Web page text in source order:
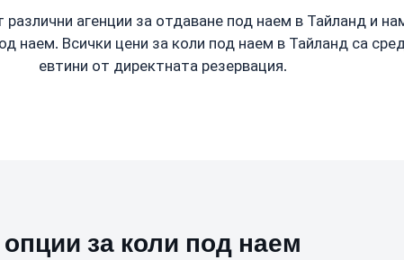
агенции за отдаване под наем в Тайланд и
наем. Всички цени за коли под наем в Тайланд са
евтини от директната резервация.
за коли под наем